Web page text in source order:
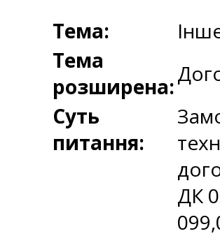
Тема:
Тема
розширена:
Суть
питання:
ДК